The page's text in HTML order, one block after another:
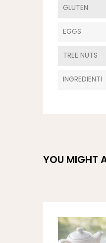
GLUTEN
EGGS
TREE NUTS
INGREDIENTI
YOU MIGHT